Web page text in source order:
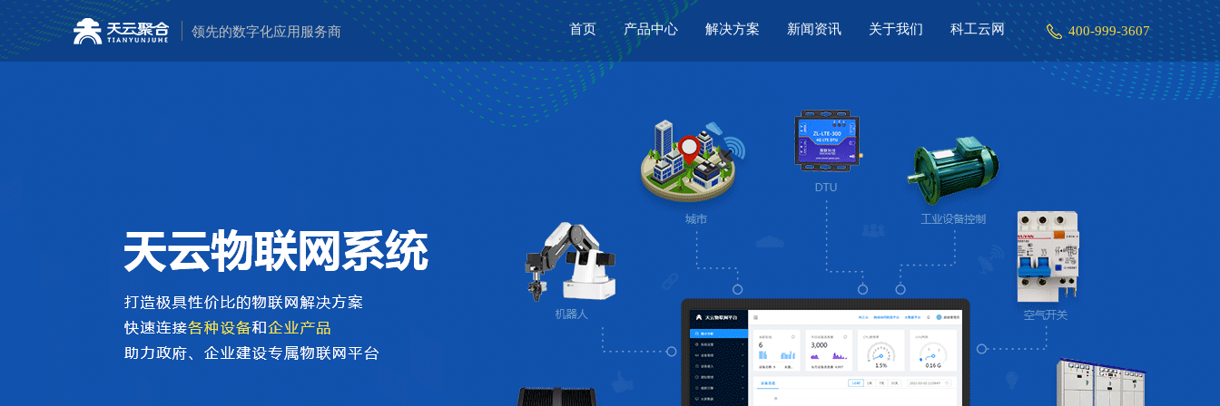
领先的数字化应用服务商 400-999-3607
首页 产品中心 解决方案 新闻资讯 关于我们 科工云网